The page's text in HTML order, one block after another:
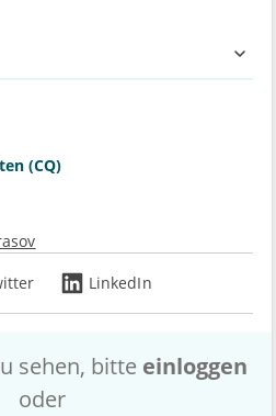
(CQ)
LinkedIn
sehen, bitte einloggen
oder